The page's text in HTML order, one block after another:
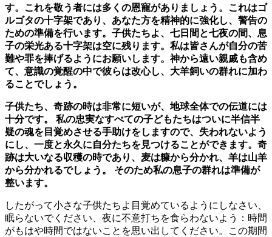
す。これを敬う者には多くの恩寵がありましょう。これはゴ
ルゴタの十字架であり、あなた方を精神的に強化し、警告の
ための準備を行います。子供たちよ、七日間と七夜の間、息
子の栄光ある十字架は空に残ります。私は皆さんが自分の苦
難や罪を捧げるようにお願いします。神から遠い親戚も含め
て、意識の覚醒の中で彼らは改心し、大羊飼いの群れに加わ
ることでしょう。
子供たち、奇跡の時は非常に短いが、地球全体での伝道には
十分です。 私の忠実なすべての子どもたちはついに半信半
疑の魂を目覚めさせる手助けをしますので、失われないよう
にし、一度と永久に自分たちを見つけることができます。奇
跡は大いなる収穫の時であり、麦は糠から分かれ、羊は山羊
から分かれるでしょう。 そのため私の息子の群れは準備が
整います。
したがって小さな子供たちよ目覚めているようにしなさい、
眠らないでください、夜に不意打ちを食らわないよう：時間
がもはや時間ではないことを思い出してください。この期間